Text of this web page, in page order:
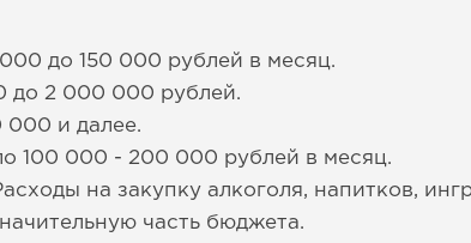
до 150 000 рублей в месяц.
до 2 000 000 рублей.
000 и далее.
100 000 - 200 000 рублей в месяц.
на закупку алкоголя, напитков,
часть бюджета.